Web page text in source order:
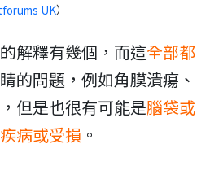
UK）
解釋有幾個，而這全部都
的問題，例如角膜潰瘍、
但是也很有可能是腦袋或
病或受損 。